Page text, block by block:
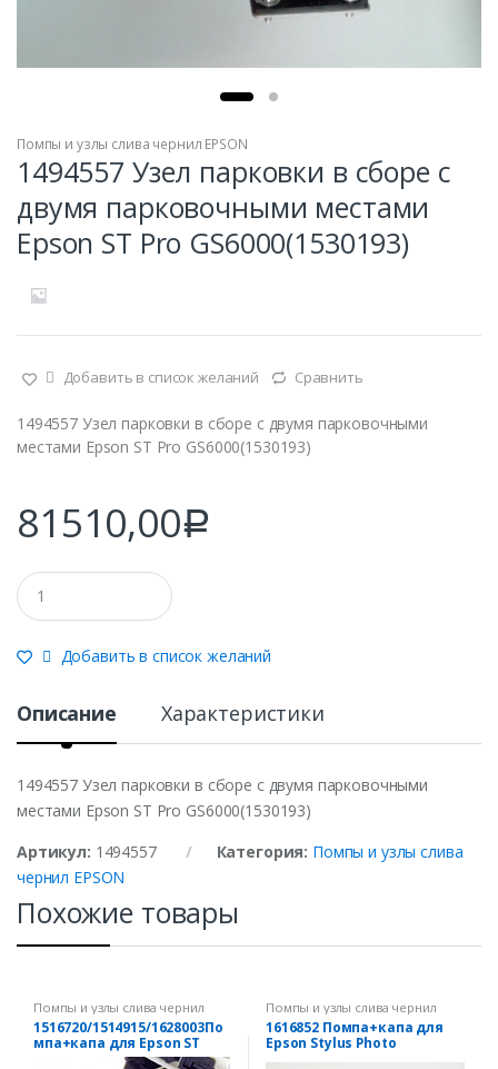
Помпы и узлы слива чернил EPSON
1494557 Узел парковки в сборе с
двумя парковочными местами
Epson ST Pro GS6000(1530193)
Добавить в список желаний Сравнить
1494557 Узел парковки в сборе с двумя парковочными
местами Epson ST Pro GS6000(1530193)
81510,00Р
Q
u
a
t
y
Добавить в список желаний
Описание Характеристики
1494557 Узел парковки в сборе с двумя парковочными
местами Epson ST Pro GS6000(1530193)
Артикул: 1494557 Категория: Помпы и узлы слива
чернил EPSON
Похожие товары
Помпы и узлы слива чернил
EPSON
1516720/1514915/1628003По
мпа+капа для Epson ST
Office T1100/L1300
Помпы и узлы слива чернил
EPSON
1616852 Помпа+капа для
Epson Stylus Photo
R2000/SC-P400